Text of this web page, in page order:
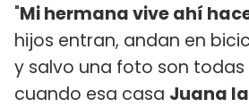
"Mi hermana vive ahí
hijos entran, andan en
y salvo una foto son
cuando esa casa Juana